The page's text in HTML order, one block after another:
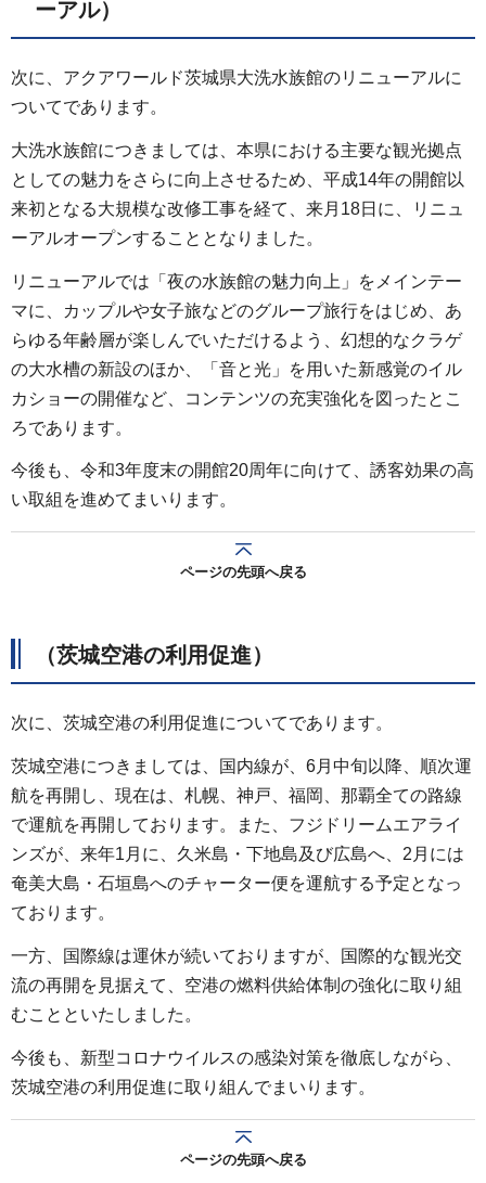
ーアル）
次に、アクアワールド茨城県大洗水族館のリニューアルに
ついてであります。
大洗水族館につきましては、本県における主要な観光拠点
としての魅力をさらに向上させるため、平成14年の開館以
来初となる大規模な改修工事を経て、来月18日に、リニュ
ーアルオープンすることとなりました。
リニューアルでは「夜の水族館の魅力向上」をメインテー
マに、カップルや女子旅などのグループ旅行をはじめ、あ
らゆる年齢層が楽しんでいただけるよう、幻想的なクラゲ
の大水槽の新設のほか、「音と光」を用いた新感覚のイル
カショーの開催など、コンテンツの充実強化を図ったとこ
ろであります。
今後も、令和3年度末の開館20周年に向けて、誘客効果の高
い取組を進めてまいります。
ページの先頭へ戻る
（茨城空港の利用促進）
次に、茨城空港の利用促進についてであります。
茨城空港につきましては、国内線が、6月中旬以降、順次運
航を再開し、現在は、札幌、神戸、福岡、那覇全ての路線
で運航を再開しております。また、フジドリームエアライ
ンズが、来年1月に、久米島・下地島及び広島へ、2月には
奄美大島・石垣島へのチャーター便を運航する予定となっ
ております。
一方、国際線は運休が続いておりますが、国際的な観光交
流の再開を見据えて、空港の燃料供給体制の強化に取り組
むことといたしました。
今後も、新型コロナウイルスの感染対策を徹底しながら、
茨城空港の利用促進に取り組んでまいります。
ページの先頭へ戻る